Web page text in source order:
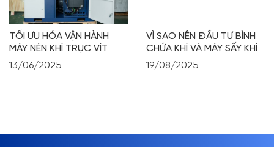
TỐI ƯU HÓA VẬN HÀNH
MÁY NÉN KHÍ TRỤC VÍT
13/06/2025
VÌ SAO NÊN ĐẦU TƯ BÌNH
CHỨA KHÍ VÀ MÁY SẤY KHÍ
19/08/2025